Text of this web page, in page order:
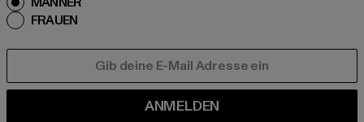
FRAUEN
ANMELDEN